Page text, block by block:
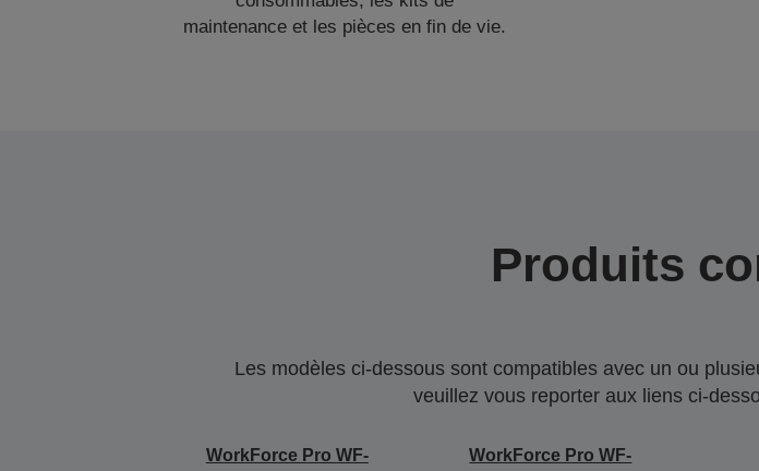
maintenance et les pièces en fin de vie.
Produits
Les modèles ci-dessous sont compatibles avec un ou
veuillez vous reporter aux liens ci-
WorkForce Pro WF-
WorkForce Pro WF-